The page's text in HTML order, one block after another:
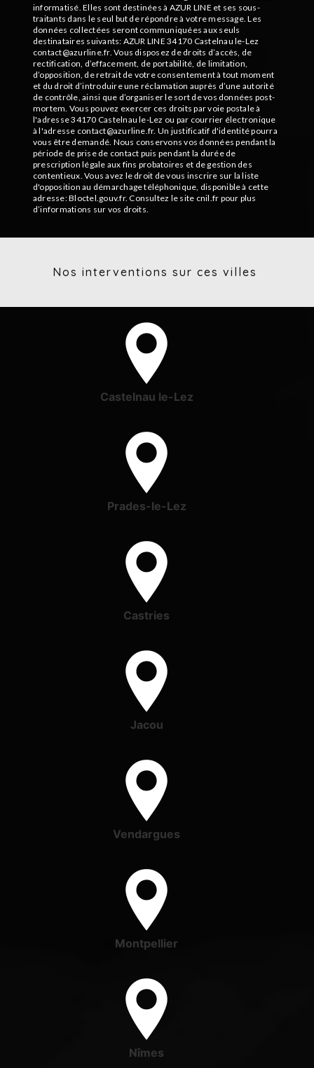
informatisé. Elles sont destinées à AZUR LINE et ses sous-
traitants dans le seul but de répondre à votre message. Les
données collectées seront communiquées aux seuls
destinataires suivants: AZUR LINE 34170 Castelnau le-Lez
contact@azurline.fr. Vous disposez de droits d’accès, de
rectification, d’effacement, de portabilité, de limitation,
d’opposition, de retrait de votre consentement à tout moment
et du droit d’introduire une réclamation auprès d’une autorité
de contrôle, ainsi que d’organiser le sort de vos données post-
mortem. Vous pouvez exercer ces droits par voie postale à
l'adresse 34170 Castelnau le-Lez ou par courrier électronique
à l'adresse contact@azurline.fr. Un justificatif d'identité pourra
vous être demandé. Nous conservons vos données pendant la
période de prise de contact puis pendant la durée de
prescription légale aux fins probatoires et de gestion des
contentieux. Vous avez le droit de vous inscrire sur la liste
d'opposition au démarchage téléphonique, disponible à cette
adresse:Bloctel.gouv.fr. Consultez le site cnil.fr pour plus
d’informations sur vos droits.
Nos interventions sur ces villes
Castelnau le-Lez
Prades-le-Lez
Castries
Jacou
Vendargues
Montpellier
Nîmes